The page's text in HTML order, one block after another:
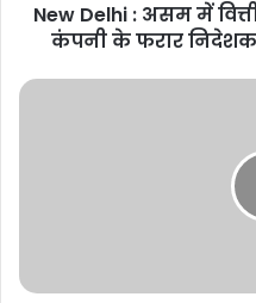
निजी
फरार
New Delhi : असम में
कंपनी के फरार निदेशक
Nita
अंबानी,